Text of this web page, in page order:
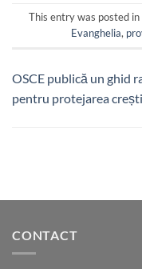
This entry was posted in
Evanghelia,
OSCE publică un ghid
pentru protejarea
CONTACT